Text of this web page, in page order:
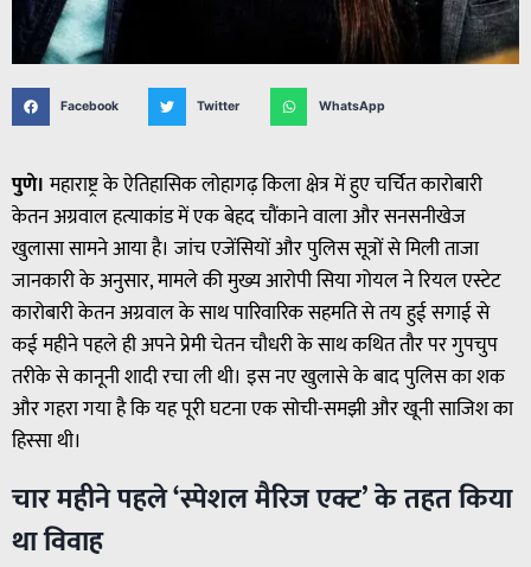
Facebook Twitter WhatsApp
पुणे।महाराष्ट्र के ऐतिहासिक लोहागढ़ किला क्षेत्र में हुए चर्चित कारोबारी
केतन अग्रवाल हत्याकांड में एक बेहद चौंकाने वाला और सनसनीखेज
खुलासा सामने आया है। जांच एजेंसियों और पुलिस सूत्रों से मिली ताजा
जानकारी के अनुसार, मामले की मुख्य आरोपी सिया गोयल ने रियल एस्टेट
कारोबारी केतन अग्रवाल के साथ पारिवारिक सहमति से तय हुई सगाई से
कई महीने पहले ही अपने प्रेमी चेतन चौधरी के साथ कथित तौर पर गुपचुप
तरीके से कानूनी शादी रचा ली थी। इस नए खुलासे के बाद पुलिस का शक
और गहरा गया है कि यह पूरी घटना एक सोची-समझी और खूनी साजिश का
हिस्सा थी।
चार महीने पहले ‘स्पेशल मैरिज एक्ट’ के तहत किया
था विवाह